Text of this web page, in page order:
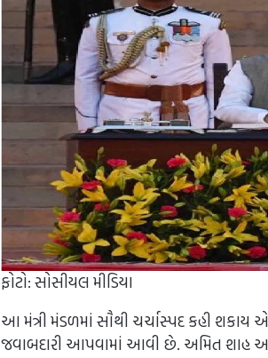
ફોટો: સોસીયલ મીડિયા
આ મંત્રી મંડળમાં સૌથી ચર્ચાસ્પદ કહી શકાય
જવાબદારી આપવામાં આવી છે. અમિત શાહ આ